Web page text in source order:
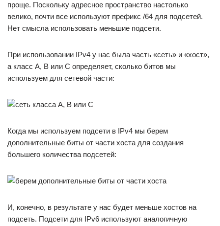
проще. Поскольку адресное пространство настолько
велико, почти все используют префикс /64 для подсетей.
Нет смысла использовать меньшие подсети.
При использовании IPv4 у нас была часть «сеть» и «хост»,
а класс A, B или C определяет, сколько битов мы
используем для сетевой части:
Когда мы используем подсети в IPv4 мы берем
дополнительные биты от части хоста для создания
большего количества подсетей:
И, конечно, в результате у нас будет меньше хостов на
подсеть. Подсети для IPv6 используют аналогичную